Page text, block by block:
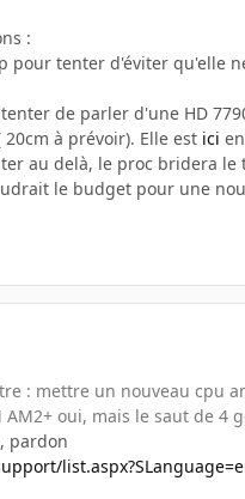
:
pour tenter d'éviter qu'elle
de parler d'une HD
à prévoir). Elle est ici
au delà, le proc bridera le
le budget pour une
: mettre un nouveau cpu
AM2+ oui, mais le saut de
pardon